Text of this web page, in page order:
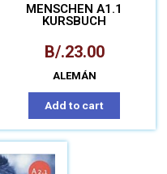
MENSCHEN A1.1
KURSBUCH
B/.23.00
ALEMÁN
Add to cart